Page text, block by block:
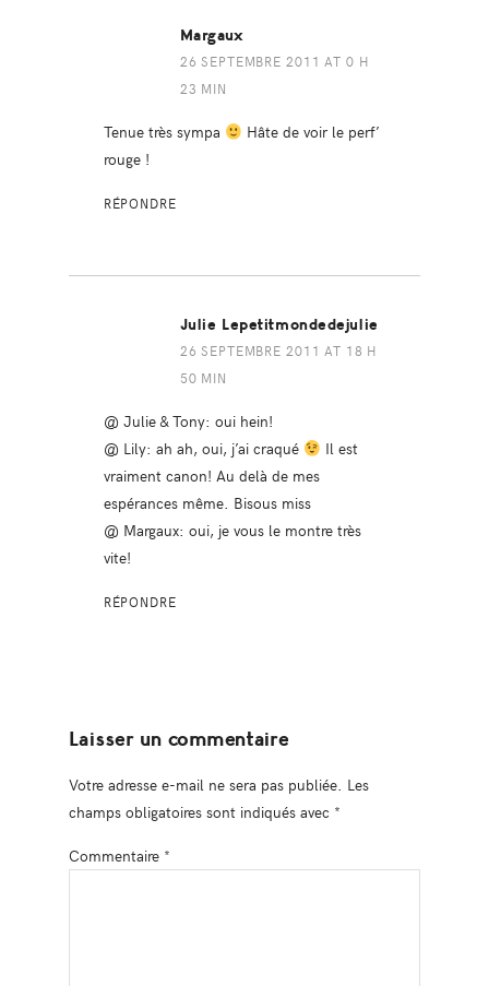
Margaux
26 SEPTEMBRE 2011 AT 0 H
23 MIN
Tenue très sympa
Hâte de voir le perf’
rouge !
RÉPONDRE
Julie Lepetitmondedejulie
26 SEPTEMBRE 2011 AT 18 H
50 MIN
@ Julie & Tony: oui hein!
@ Lily: ah ah, oui, j’ai craqué
Il est
vraiment canon! Au delà de mes
espérances même. Bisous miss
@ Margaux: oui, je vous le montre très
vite!
RÉPONDRE
Laisser un commentaire
Votre adresse e-mail ne sera pas publiée. Les
champs obligatoires sont indiqués avec *
Commentaire *